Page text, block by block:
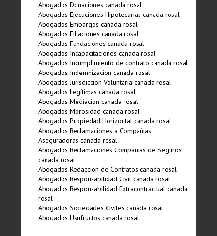
Abogados Donaciones canada rosal
Abogados Ejecuciones Hipotecarias canada rosal
Abogados Embargos canada rosal
Abogados Filiaciones canada rosal
Abogados Fundaciones canada rosal
Abogados Incapacitaciones canada rosal
Abogados Incumplimiento de contrato canada rosal
Abogados Indemnizacion canada rosal
Abogados Jurisdiccion Voluntaria canada rosal
Abogados Legí­timas canada rosal
Abogados Mediacion canada rosal
Abogados Morosidad canada rosal
Abogados Propiedad Horizontal canada rosal
Abogados Reclamaciones a Compañias
Aseguradoras canada rosal
Abogados Reclamaciones Compañias de Seguros
canada rosal
Abogados Redaccion de Contratos canada rosal
Abogados Responsabilidad Civil canada rosal
Abogados Responsabilidad Extracontractual canada
rosal
Abogados Sociedades Civiles canada rosal
Abogados Usufructos canada rosal